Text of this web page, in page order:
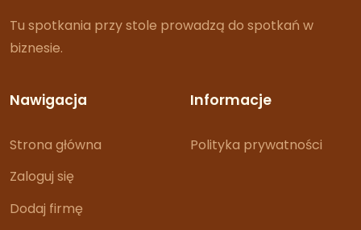
Tu spotkania przy stole prowadzą do spotkań w
biznesie.
Nawigacja
Strona główna
Zaloguj się
Dodaj firmę
Informacje
Polityka prywatności